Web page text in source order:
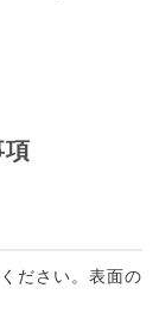
項
ださい。表面の